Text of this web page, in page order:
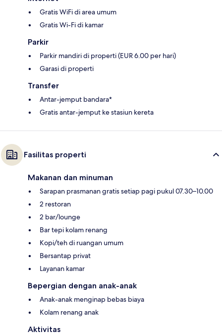
Gratis WiFi di area umum
Gratis Wi-Fi di kamar
Parkir
Parkir mandiri di properti (EUR 6.00 per hari)
Garasi di properti
Transfer
Antar-jemput bandara*
Gratis antar-jemput ke stasiun kereta
Fasilitas properti
Makanan dan minuman
Sarapan prasmanan gratis setiap pagi pukul 07.30–10.00
2 restoran
2 bar/lounge
Bar tepi kolam renang
Kopi/teh di ruangan umum
Bersantap privat
Layanan kamar
Bepergian dengan anak-anak
Anak-anak menginap bebas biaya
Kolam renang anak
Aktivitas